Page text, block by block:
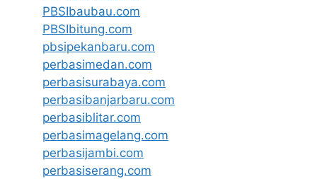
PBSIbaubau.com
PBSIbitung.com
pbsipekanbaru.com
perbasimedan.com
perbasisurabaya.com
perbasibanjarbaru.com
perbasiblitar.com
perbasimagelang.com
perbasijambi.com
perbasiserang.com